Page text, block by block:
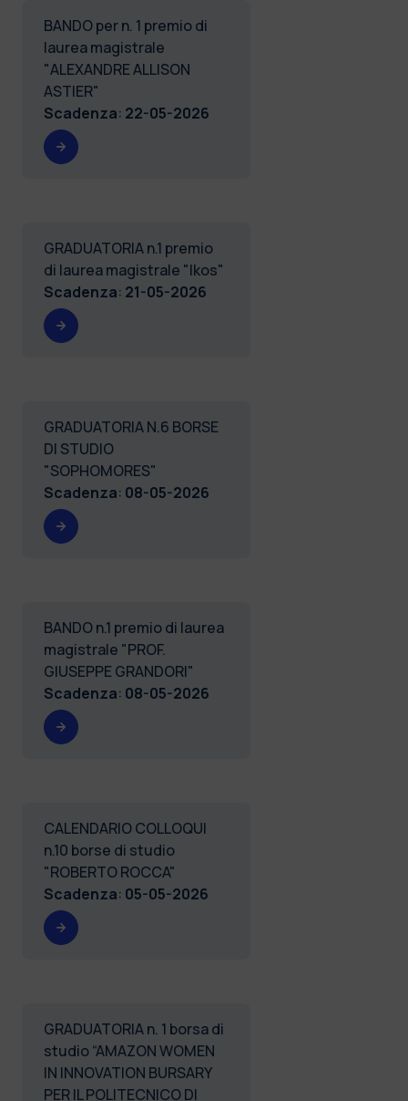
BANDO per n. 1 premio di
laurea magistrale
"ALEXANDRE ALLISON
ASTIER"
Scadenza: 22-05-2026
GRADUATORIA n.1 premio
di laurea magistrale "Ikos"
Scadenza: 21-05-2026
GRADUATORIA N.6 BORSE
DI STUDIO
"SOPHOMORES"
Scadenza: 08-05-2026
BANDO n.1 premio di laurea
magistrale "PROF.
GIUSEPPE GRANDORI"
Scadenza: 08-05-2026
CALENDARIO COLLOQUI
n.10 borse di studio
"ROBERTO ROCCA"
Scadenza: 05-05-2026
GRADUATORIA n. 1 borsa di
studio “AMAZON WOMEN
IN INNOVATION BURSARY
PER IL POLITECNICO DI